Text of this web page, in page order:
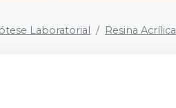
Laboratorial Resina Acrílica